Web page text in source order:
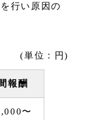
行い原因の
(単位：円)
報酬
〜